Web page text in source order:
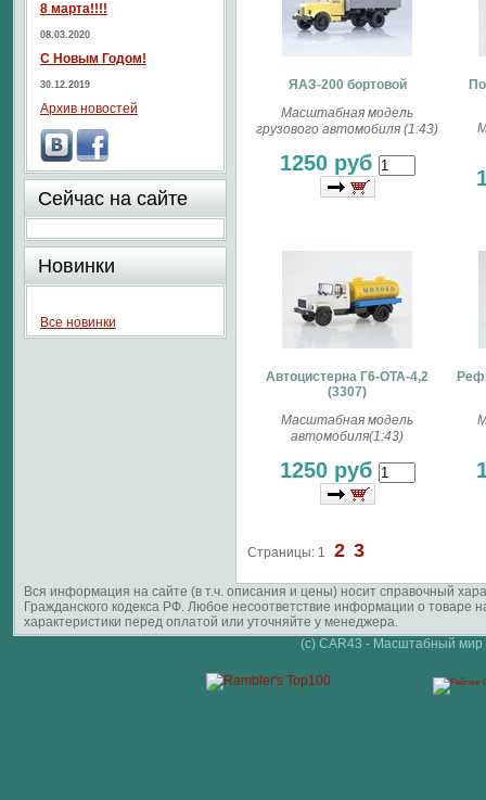
ЯАЗ-200 бортовой
Масштабная модель
грузового автомобиля (1:43)
1250 руб
Автоцистерна Г6-ОТА-4,2
(3307)
Масштабная модель
автомобиля(1:43)
1250 руб
Страницы: 1 2 3
8 марта!!!!
08.03.2020
С Новым Годом!
30.12.2019
Архив новостей
Сейчас на сайте
Новинки
Все новинки
Вся информация на сайте (в т.ч. описания и цены) носит справочный
Гражданского кодекса РФ. Любое несоответствие информации о
характеристики перед оплатой или уточняйте у менеджера.
(c) CAR43 - Масштабный мир